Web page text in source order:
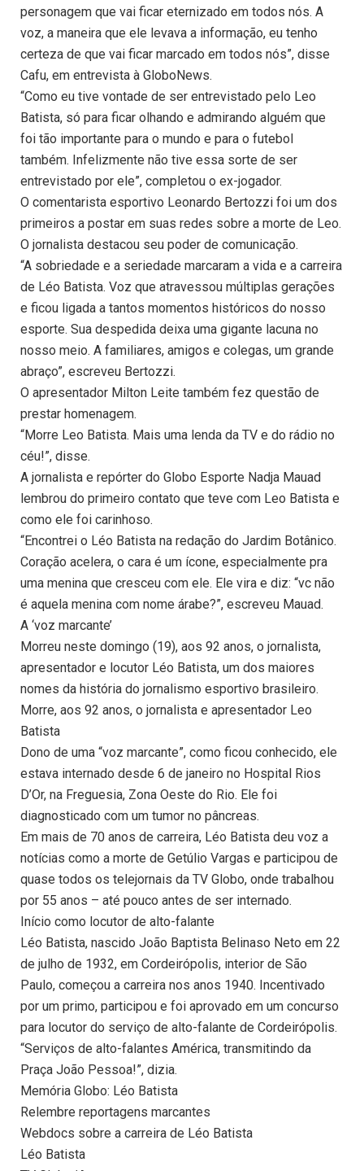
personagem que vai ficar eternizado em todos nós. A
voz, a maneira que ele levava a informação, eu tenho
certeza de que vai ficar marcado em todos nós”, disse
Cafu, em entrevista à GloboNews.
“Como eu tive vontade de ser entrevistado pelo Leo
Batista, só para ficar olhando e admirando alguém que
foi tão importante para o mundo e para o futebol
também. Infelizmente não tive essa sorte de ser
entrevistado por ele”, completou o ex-jogador.
O comentarista esportivo Leonardo Bertozzi foi um dos
primeiros a postar em suas redes sobre a morte de Leo.
O jornalista destacou seu poder de comunicação.
“A sobriedade e a seriedade marcaram a vida e a carreira
de Léo Batista. Voz que atravessou múltiplas gerações
e ficou ligada a tantos momentos históricos do nosso
esporte. Sua despedida deixa uma gigante lacuna no
nosso meio. A familiares, amigos e colegas, um grande
abraço”, escreveu Bertozzi.
O apresentador Milton Leite também fez questão de
prestar homenagem.
“Morre Leo Batista. Mais uma lenda da TV e do rádio no
céu!”, disse.
A jornalista e repórter do Globo Esporte Nadja Mauad
lembrou do primeiro contato que teve com Leo Batista e
como ele foi carinhoso.
“Encontrei o Léo Batista na redação do Jardim Botânico.
Coração acelera, o cara é um ícone, especialmente pra
uma menina que cresceu com ele. Ele vira e diz: “vc não
é aquela menina com nome árabe?”, escreveu Mauad.
A ‘voz marcante’
Morreu neste domingo (19), aos 92 anos, o jornalista,
apresentador e locutor Léo Batista, um dos maiores
nomes da história do jornalismo esportivo brasileiro.
Morre, aos 92 anos, o jornalista e apresentador Leo
Batista
Dono de uma “voz marcante”, como ficou conhecido, ele
estava internado desde 6 de janeiro no Hospital Rios
D’Or, na Freguesia, Zona Oeste do Rio. Ele foi
diagnosticado com um tumor no pâncreas.
Em mais de 70 anos de carreira, Léo Batista deu voz a
notícias como a morte de Getúlio Vargas e participou de
quase todos os telejornais da TV Globo, onde trabalhou
por 55 anos – até pouco antes de ser internado.
Início como locutor de alto-falante
Léo Batista, nascido João Baptista Belinaso Neto em 22
de julho de 1932, em Cordeirópolis, interior de São
Paulo, começou a carreira nos anos 1940. Incentivado
por um primo, participou e foi aprovado em um concurso
para locutor do serviço de alto-falante de Cordeirópolis.
“Serviços de alto-falantes América, transmitindo da
Praça João Pessoa!”, dizia.
Memória Globo: Léo Batista
Relembre reportagens marcantes
Webdocs sobre a carreira de Léo Batista
Léo Batista